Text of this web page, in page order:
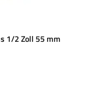
1/2 Zoll 55 mm